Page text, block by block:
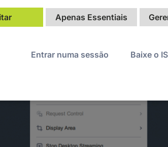
DesktopApenas Essentiais
Entrar numa sessão Baixe o